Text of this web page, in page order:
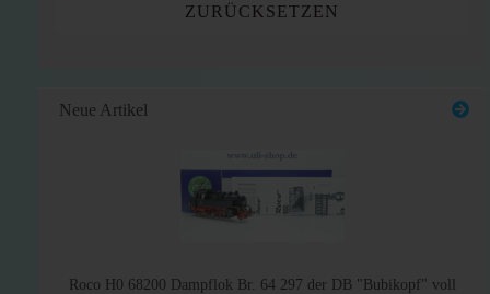
ZURÜCKSETZEN
Neue Artikel
Roco H0 68200 Dampflok Br. 64 297 der DB "Bubikopf" voll